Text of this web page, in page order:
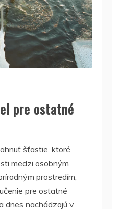
pre ostatné
šťastie, ktoré
medzi osobným
prostredím,
pre ostatné
dnes nachádzajú v